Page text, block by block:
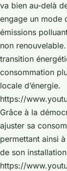
va bien au-delà
engage un mode
émissions
non
transition
consommation
locale d’énergie.
https://
Grâce à la
ajuster sa
permettant ainsi
de son
https://